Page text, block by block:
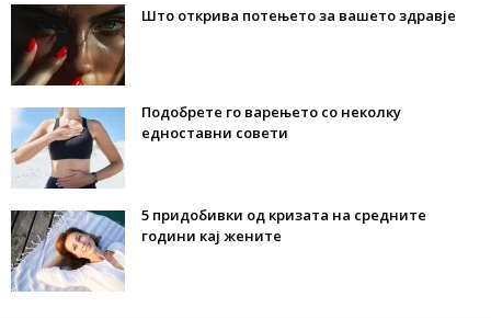
Што открива потењето за вашето здравје
Подобрете го варењето со неколку
едноставни совети
5 придобивки од кризата на средните
години кај жените